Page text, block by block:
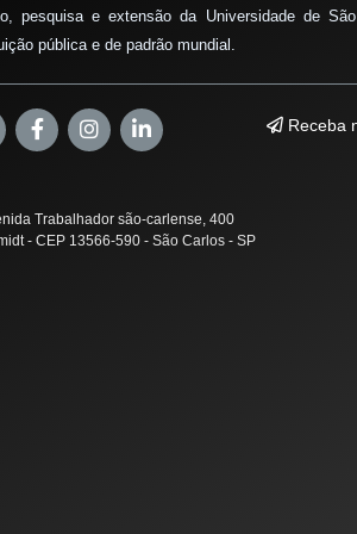
pesquisa e extensão da Universidade de
pública e de padrão mundial.
Receba
Trabalhador são-carlense, 400
- CEP 13566-590 - São Carlos - SP